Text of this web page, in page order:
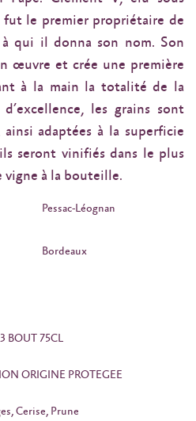
fut le premier propriétaire de
à qui il donna son nom. Son
œuvre et crée une première
à la main la totalité de la
les grains sont
ainsi adaptées à la superficie
seront vinifiés dans le plus
vigne à la bouteille.
Pessac-Léognan
Bordeaux
BOUT 75CL
ORIGINE PROTEGEE
Cerise, Prune